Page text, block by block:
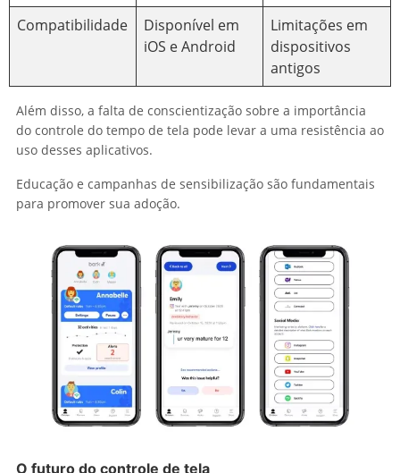
Compatibilidade
Disponível em
iOS e Android
Limitações em
dispositivos
antigos
Além disso, a falta de conscientização sobre a importância
do controle do tempo de tela pode levar a uma resistência ao
uso desses aplicativos.
Educação e campanhas de sensibilização são fundamentais
para promover sua adoção.
O futuro do controle de tela